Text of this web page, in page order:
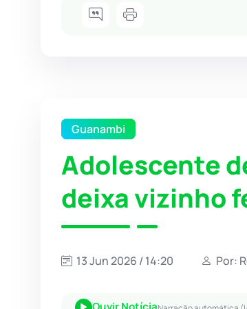
Guanambi
Adolescente
deixa vizinho
13 Jun 2026 / 14:20 Por: